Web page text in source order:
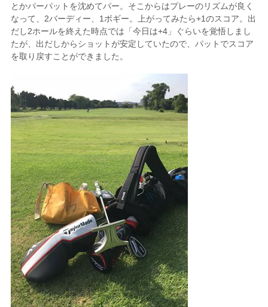
とかパーパットを沈めてパー。そこからはプレーのリズムが良く
なって、2バーディー、1ボギー。上がってみたら+1のスコア。出
だし2ホールを終えた時点では「今日は+4」ぐらいを覚悟しまし
たが、出だしからショットが安定していたので、パットでスコア
を取り戻すことができました。